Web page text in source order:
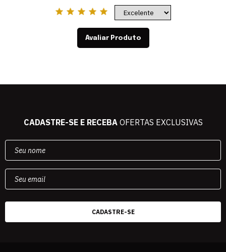
Avaliar Produto
CADASTRE-SE E RECEBAOFERTAS EXCLUSIVAS